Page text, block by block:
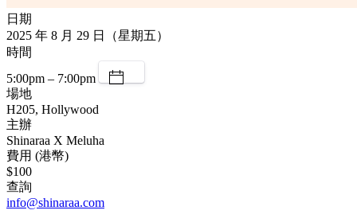
日期
2025 年 8 月 29 日（星期五）
時間
5:00pm – 7:00pm
場地
H205, Hollywood
主辦
Shinaraa X Meluha
費用 (港幣)
$100
查詢
info@shinaraa.com